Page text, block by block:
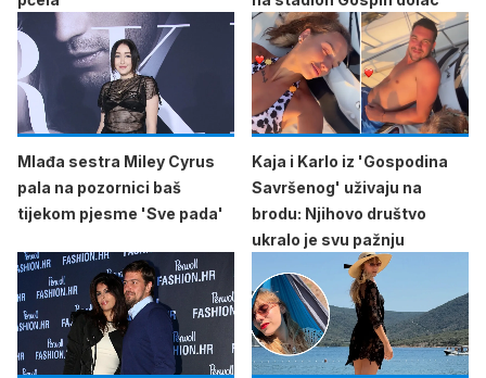
Mlađa sestra Miley Cyrus
pala na pozornici baš
tijekom pjesme 'Sve pada'
Kaja i Karlo iz 'Gospodina
Savršenog' uživaju na
brodu: Njihovo društvo
ukralo je svu pažnju